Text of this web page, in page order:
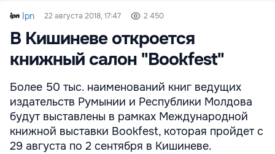
Ipn 22 августа 2018, 17:47 2 450
В Кишиневе откроется
книжный салон "Bookfest"
Более 50 тыс. наименований книг ведущих
издательств Румынии и Республики Молдова
будут выставлены в рамках Международной
книжной выставки Bookfest, которая пройдет с
29 августа по 2 сентября в Кишиневе.